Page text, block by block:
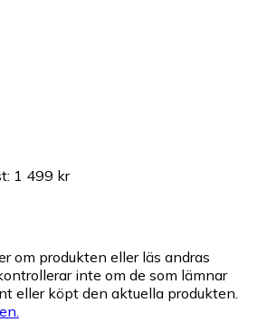
: 1 499 kr
om produkten eller läs andras
inte om de som lämnar
eller köpt den aktuella produkten.